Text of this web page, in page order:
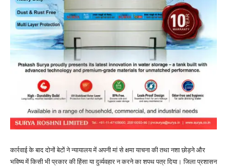
कार्रवाई के बाद दोनों बेटों ने न्यायालय में अपनी मां से क्षमा याचना की तथा नशा छोड़ने और
भविष्य में किसी भी प्रकार की हिंसा या दुर्व्यवहार न करने का शपथ पत्र दिया। जिला प्रशासन